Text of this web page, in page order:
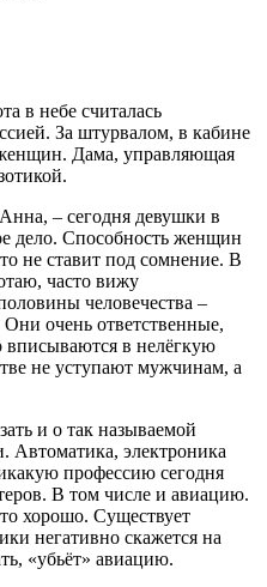
в небе считалась
За штурвалом, в кабине
Дама, управляющая
– сегодня девушки в
дело. Способность женщин
не ставит под сомнение. В
часто вижу
человечества –
очень ответственные,
в нелёгкую
не уступают мужчинам, а
и о так называемой
Автоматика, электроника
профессию сегодня
В том числе и авиацию.
хорошо. Существует
негативно скажется на
«убьёт» авиацию.